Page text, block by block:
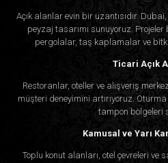
Açık alanlar evin bir uzantısıdır.
peyzaj tasarımı sunuyoruz.
pergolalar, taş kaplamalar ve
Ticari Açık
Restoranlar, oteller ve alışveriş
müşteri deneyimini artırıyoruz.
tampon bölgeleri
Kamusal ve Yarı
Toplu konut alanları, otel çevreleri ve